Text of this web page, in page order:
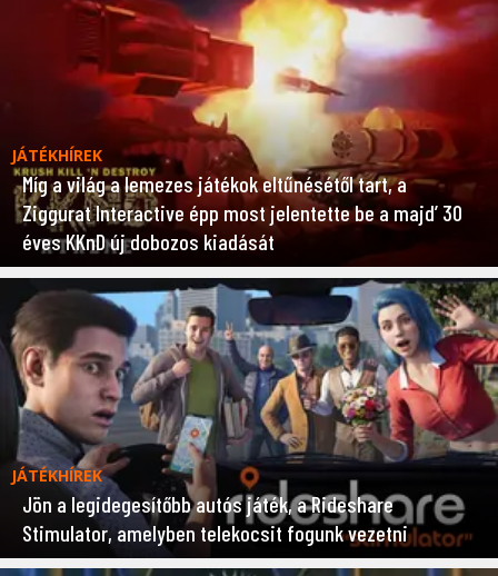
JÁTÉKHÍREK
Míg a világ a lemezes játékok eltűnésétől tart, a
Ziggurat Interactive épp most jelentette be a majd’ 30
éves KKnD új dobozos kiadását
JÁTÉKHÍREK
Jön a legidegesítőbb autós játék, a Rideshare
Stimulator, amelyben telekocsit fogunk vezetni